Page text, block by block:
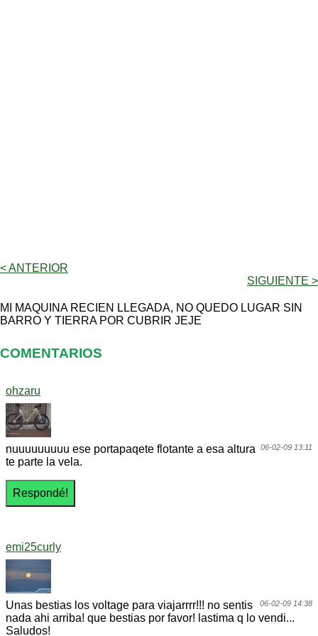
< ANTERIOR
SIGUIENTE >
MI MAQUINA RECIEN LLEGADA, NO QUEDO LUGAR SIN
BARRO Y TIERRA POR CUBRIR JEJE
COMENTARIOS
ohzaru
06-02-09 13:11
nuuuuuuuuu ese portapaqete flotante a esa altura
te parte la vela.
emi25curly
06-02-09 14:38
Unas bestias los voltage para viajarrrr!!! no sentis
nada ahi arriba! que bestias por favor! lastima q lo vendi...
Saludos!